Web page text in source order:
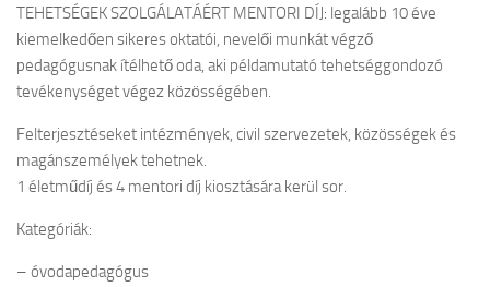
TEHETSÉGEK SZOLGÁLATÁÉRT MENTORI DÍJ: legalább 10 éve
kiemelkedően sikeres oktatói, nevelői munkát végző
pedagógusnak ítélhető oda, aki példamutató tehetséggondozó
tevékenységet végez közösségében.
Felterjesztéseket intézmények, civil szervezetek, közösségek és
magánszemélyek tehetnek.
1 életműdíj és 4 mentori díj kiosztására kerül sor.
Kategóriák:
– óvodapedagógus